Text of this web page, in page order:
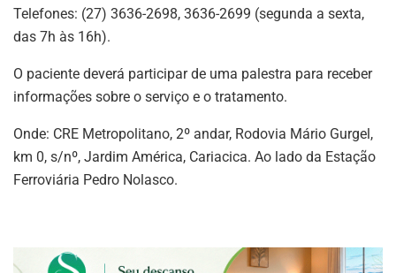
Telefones: (27) 3636-2698, 3636-2699 (segunda a sexta,
das 7h às 16h).
O paciente deverá participar de uma palestra para receber
informações sobre o serviço e o tratamento.
Onde: CRE Metropolitano, 2º andar, Rodovia Mário Gurgel,
km 0, s/nº, Jardim América, Cariacica. Ao lado da Estação
Ferroviária Pedro Nolasco.